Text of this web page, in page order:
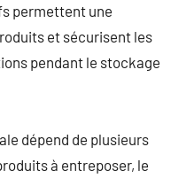
permettent une
et sécurisent les
pendant le stockage
dépend de plusieurs
à entreposer, le